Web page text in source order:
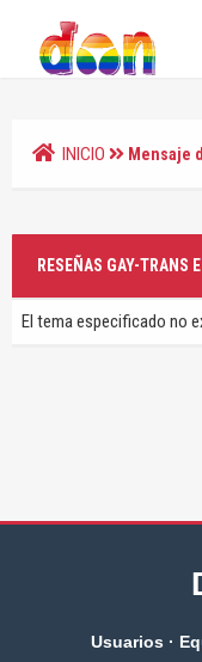
INICIO Mensaje
RESEÑAS GAY-TRANS
El tema especificado no
Usuarios ·